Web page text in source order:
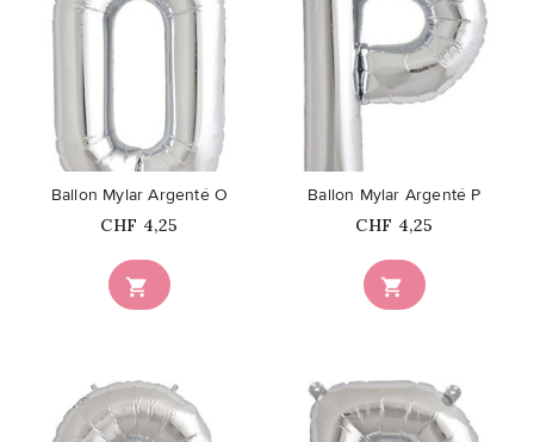

Ballon Mylar Argenté O
Prix
CHF 4,25
favorite_border

Ballon Mylar Argenté P
Prix
CHF 4,25